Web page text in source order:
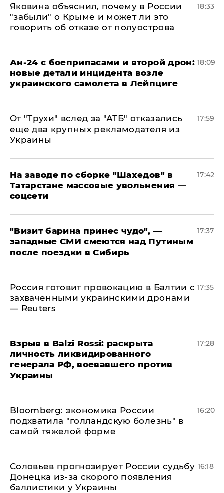
Яковина объяснил, почему в России
"забыли" о Крыме и может ли это
говорить об отказе от полуострова
18:33
Ан-24 с боеприпасами и второй дрон:
новые детали инцидента возле
украинского самолета в Лейпциге
18:09
От "Трухи" вслед за "АТБ" отказались
еще два крупных рекламодателя из
Украины
17:59
На заводе по сборке "Шахедов" в
Татарстане массовые увольнения —
соцсети
17:42
"Визит барина принес чудо", —
западные СМИ смеются над Путиным
после поездки в Сибирь
17:37
​Россия готовит провокацию в Балтии с
захваченными украинскими дронами
— Reuters
17:35
​Взрыв в Balzi Rossi: раскрыта
личность ликвидированного
генерала РФ, воевавшего против
Украины
17:28
Bloomberg: экономика России
подхватила "голландскую болезнь" в
самой тяжелой форме
16:20
Соловьев прогнозирует России судьбу
Донецка из-за скорого появления
баллистики у Украины
16:18